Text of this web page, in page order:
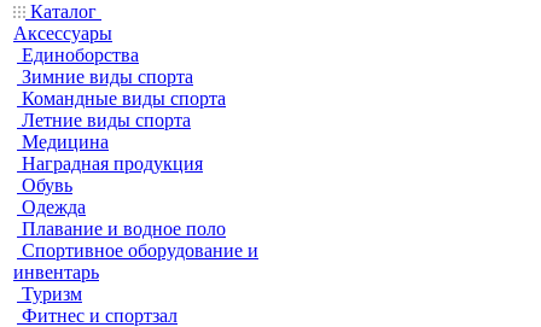
Каталог
Аксессуары
Единоборства
Зимние виды спорта
Командные виды спорта
Летние виды спорта
Медицина
Наградная продукция
Обувь
Одежда
Плавание и водное поло
Спортивное оборудование и
инвентарь
Туризм
Фитнес и спортзал